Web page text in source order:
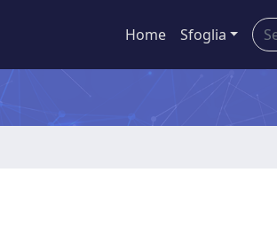
Home Sfoglia